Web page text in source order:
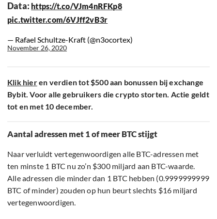
Data: https://t.co/VJm4nRFKp8
pic.twitter.com/6VJff2vB3r
— Rafael Schultze-Kraft (@n3ocortex)
November 26, 2020
Klik hieren verdien tot $500 aan bonussen bij exchange
Bybit. Voor alle gebruikers die crypto storten. Actie geldt
tot en met 10 december.
Aantal adressen met 1 of meer BTC stijgt
Naar verluidt vertegenwoordigen alle BTC-adressen met
ten minste 1 BTC nu zo’n $300 miljard aan BTC-waarde.
Alle adressen die minder dan 1 BTC hebben (0.9999999999
BTC of minder) zouden op hun beurt slechts $16 miljard
vertegenwoordigen.